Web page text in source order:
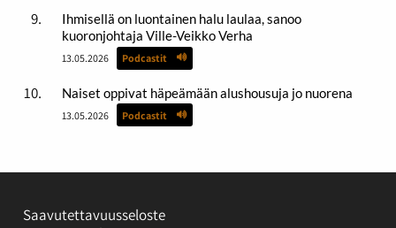
Ihmisellä on luontainen halu laulaa, sanoo
kuoronjohtaja Ville-Veikko Verha
13.05.2026 Podcastit
Naiset oppivat häpeämään alushousuja jo nuorena
13.05.2026 Podcastit
Saavutettavuusseloste